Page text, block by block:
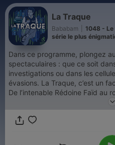
La Traque
Bababam
1048 - Le
série le plus
Dans ce programme, plongez
spectaculaires : que ce soit
investigations ou dans les
évasions. La Traque, c’est un
De l’intenable Rédoine Faïd au
Russell, en passant par la
de l'autre. Des nouveaux épisodes de La Traque sont
sur Apple Podcasts, vous